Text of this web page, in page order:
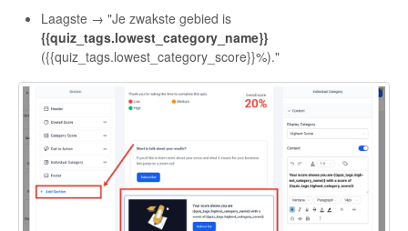
Laagste → "Je zwakste gebied is
{{quiz_tags.lowest_category_name}}
({{quiz_tags.lowest_category_score}}%)."